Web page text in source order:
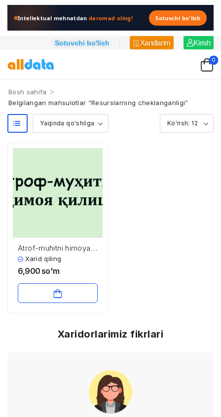
Intellektual mehnatdandaromad oling! Sotuvchi bo'lish
Sotuvchi bo'lish Xaridlarim Kirish
0
Bosh sahifa >
Belgilangan mahsulotlar “Resurslarning cheklanganligi”
Atrof-muhitni himoya
qilish
Xarid qiling
6,900 so'm
Xaridorlarimiz fikrlari